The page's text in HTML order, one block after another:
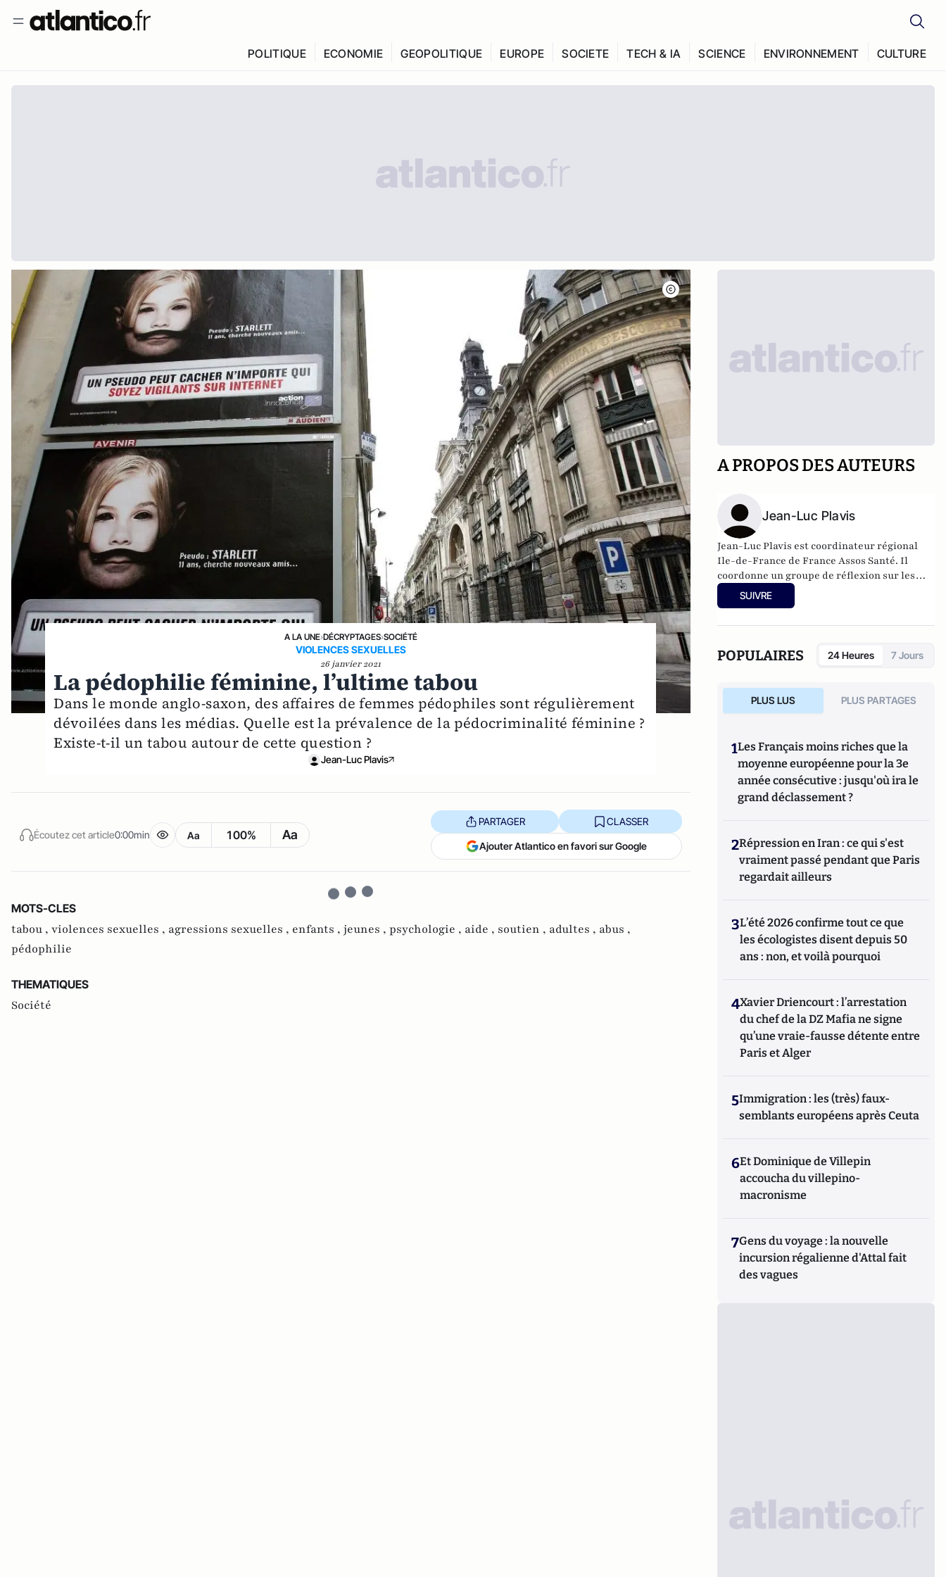
POLITIQUE ECONOMIE GEOPOLITIQUE EUROPE SOCIETE TECH & IA SCIENCE ENVIRONNEMENT CULTURE
A LA UNE›DÉCRYPTAGES›SOCIÉTÉ
VIOLENCES SEXUELLES
26 janvier 2021
La pédophilie féminine, l’ultime tabou
Dans le monde anglo-saxon, des affaires de femmes pédophiles sont régulièrement
dévoilées dans les médias. Quelle est la prévalence de la pédocriminalité féminine ?
Existe-t-il un tabou autour de cette question ?
Jean-Luc Plavis
Écoutez cet article0:00min Aa 100% Aa
PARTAGER CLASSER
Ajouter Atlantico en favori sur Google
MOTS-CLES
tabou , violences sexuelles , agressions sexuelles , enfants , jeunes , psychologie , aide , soutien , adultes , abus ,
pédophilie
THEMATIQUES
Société
A PROPOS DES AUTEURS
Jean-Luc Plavis
Jean-Luc Plavis est coordinateur régional
Ile-de-France de France Assos Santé. Il
coordonne un groupe de réflexion sur les
violences sexuelles sur mineurs, en
particulier l’inceste.
SUIVRE
POPULAIRES 24 Heures 7 Jours
PLUS LUS PLUS PARTAGES
1Les Français moins riches que la
moyenne européenne pour la 3e
année consécutive : jusqu'où ira le
grand déclassement ?
2Répression en Iran : ce qui s'est
vraiment passé pendant que Paris
regardait ailleurs
3L’été 2026 confirme tout ce que
les écologistes disent depuis 50
ans : non, et voilà pourquoi
4Xavier Driencourt : l’arrestation
du chef de la DZ Mafia ne signe
qu’une vraie-fausse détente entre
Paris et Alger
5Immigration : les (très) faux-
semblants européens après Ceuta
6Et Dominique de Villepin
accoucha du villepino-
macronisme
7Gens du voyage : la nouvelle
incursion régalienne d'Attal fait
des vagues